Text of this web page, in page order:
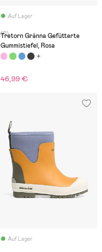
Auf Lager
(0)
Tretorn Gränna Gefütterte
Gummistiefel, Rosa
46,99 €
Auf Lager